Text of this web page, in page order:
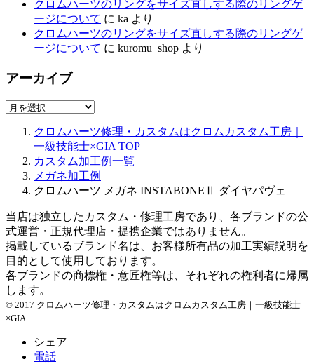
クロムハーツのリングをサイズ直しする際のリングゲ
ージについて に ka より
クロムハーツのリングをサイズ直しする際のリングゲ
ージについて に kuromu_shop より
アーカイブ
ア
クロムハーツ修理・カスタムはクロムカスタム工房｜
一級技能士×GIA TOP
カスタム加工例一覧
メガネ加工例
クロムハーツ メガネ INSTABONEⅡ ダイヤパヴェ
当店は独立したカスタム・修理工房であり、各ブランドの公
式運営・正規代理店・提携企業ではありません。
掲載しているブランド名は、お客様所有品の加工実績説明を
目的として使用しております。
各ブランドの商標権・意匠権等は、それぞれの権利者に帰属
します。
© 2017 クロムハーツ修理・カスタムはクロムカスタム工房｜一級技能士
×GIA
シェア
電話